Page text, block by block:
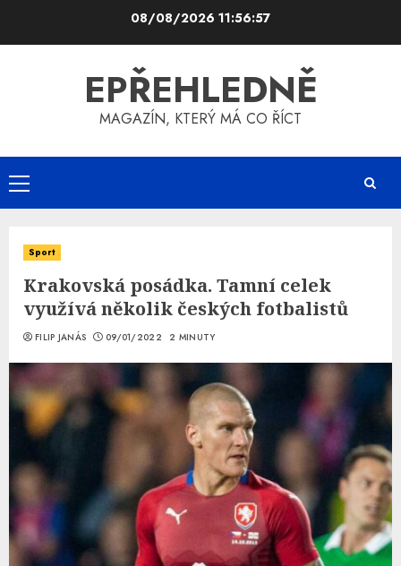
08/08/2026 11:56:58
EPŘEHLEDNĚ
MAGAZÍN, KTERÝ MÁ CO ŘÍCT
Primary
Menu
Sport
Krakovská posádka. Tamní celek
využívá několik českých fotbalistů
FILIP JANÁS 09/01/2022 2 MINUTY